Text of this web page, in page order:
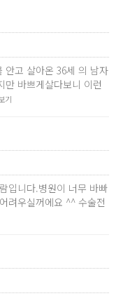
안고 살아온 36세 의 남자
만 바쁘게살다보니 이런
기
입니다.병원이 너무 바빠
려우실꺼에요 ^^ 수술전